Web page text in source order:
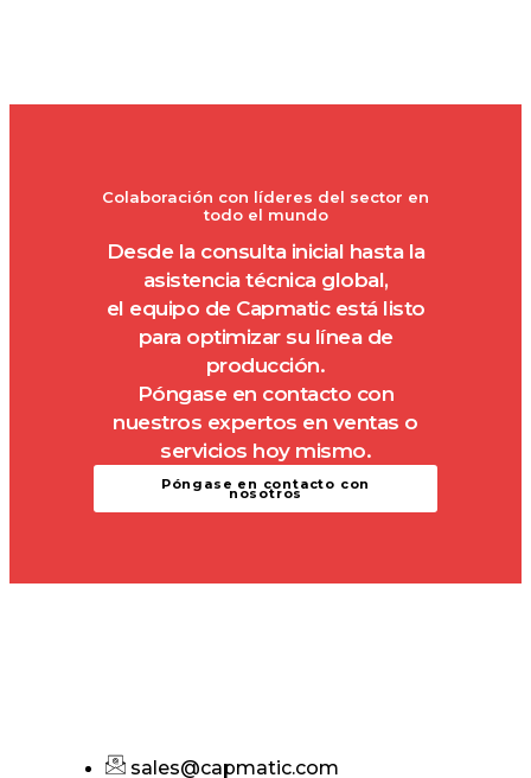
Colaboración con líderes del sector en
todo el mundo
Desde la consulta inicial hasta la
asistencia técnica global,
el equipo de Capmatic está listo
para optimizar su línea de
producción.
Póngase en contacto con
nuestros expertos en ventas o
servicios hoy mismo.
Póngase en contacto con
nosotros
sales@capmatic.com